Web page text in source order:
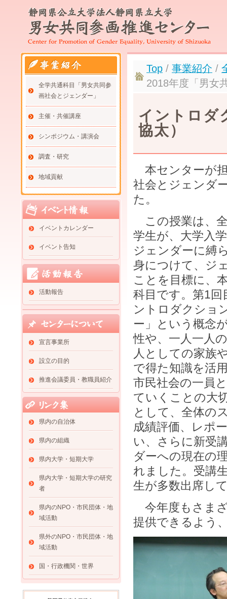
全学共通科目「男女共同参
画社会とジェンダー」
主催・共催講座
シンポジウム・講演会
調査・研究
地域貢献
イベントカレンダー
イベント告知
活動報告
宣言事業所
設立の目的
推進会議委員・教職員紹介
県内の自治体
県内の組織
県内大学・短期大学
県内大学・短期大学の研究
者
県内のNPO・市民団体・地
域活動
県外のNPO・市民団体・地
域活動
国・行政機関・世界
Top / 事業紹介 /
2018年度「男女
イントロダ
協太）
本センターが
社会とジェンダ
た。
この授業は、
学生が、大学入
ジェンダーに縛
身につけて、ジ
ことを目標に、
科目です。第1
ントロダクショ
ー」という概念
性や、一人一人
人としての家族
で得た知識を活
市民社会の一員
ていくことの大
として、全体の
成績評価、レポ
い、さらに新受
ダーへの現在の
れました。受講
生が多数出席し
今年度もさま
提供できるよう